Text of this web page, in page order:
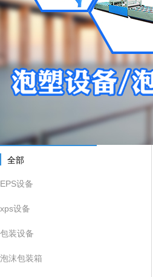
全部
EPS设备
xps设备
包装设备
泡沫包装箱